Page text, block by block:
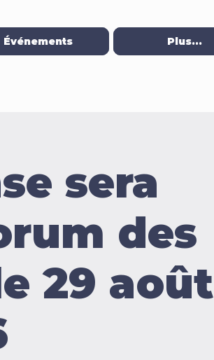
Événements Plus...
sera
des
29 août